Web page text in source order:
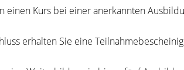
einen Kurs bei einer anerkannten
erhalten Sie eine